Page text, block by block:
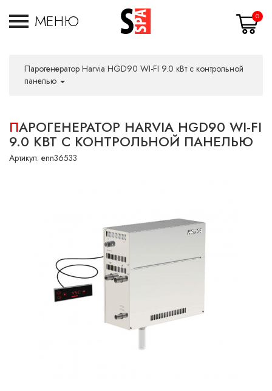
МЕНЮ 0
Парогенератор Harvia HGD90 WI-FI 9.0 кВт с контрольной
панелью
ПАРОГЕНЕРАТОР HARVIA HGD90 WI-FI
9.0 КВТ С КОНТРОЛЬНОЙ ПАНЕЛЬЮ
Артикул: enn36533